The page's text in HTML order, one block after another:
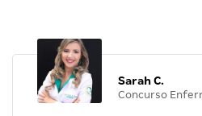
Sarah C.
Concurso